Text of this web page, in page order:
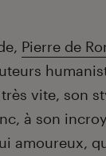
Pierre de
vite, son
à son
amoureux,